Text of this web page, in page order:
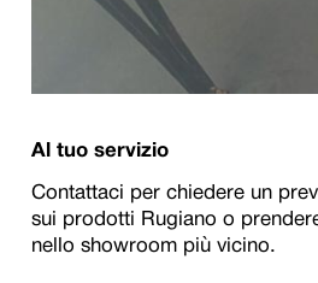
Al tuo servizio
Contattaci per chiedere un
sui prodotti Rugiano o
nello showroom più vicino.